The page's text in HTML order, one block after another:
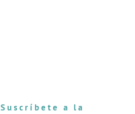
Suscríbete a la